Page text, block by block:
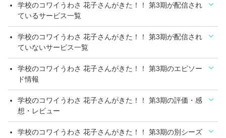
学校のコワイうわさ 花子さんがきた！！ 第3期が配信され
ているサービス一覧
学校のコワイうわさ 花子さんがきた！！ 第3期が配信され
ていないサービス一覧
学校のコワイうわさ 花子さんがきた！！ 第3期のエピソー
ド情報
学校のコワイうわさ 花子さんがきた！！ 第3期の評価・感
想・レビュー
学校のコワイうわさ 花子さんがきた！！ 第3期の別シーズ